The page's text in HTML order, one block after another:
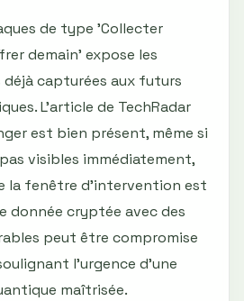
de type 'Collecter
demain' expose les
déjà capturées aux futurs
L’article de TechRadar
est bien présent, même si
visibles immédiatement,
la fenêtre d’intervention est
donnée cryptée avec des
peut être compromise
l’urgence d’une
maîtrisée.